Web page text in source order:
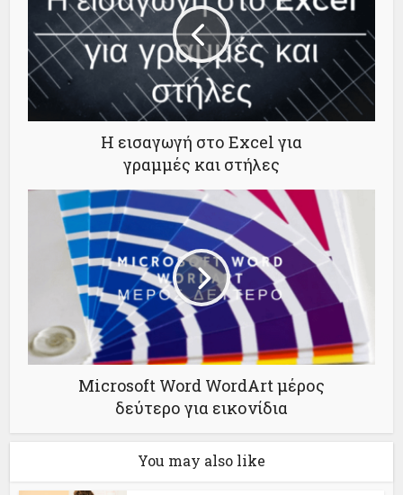
Η εισαγωγή στο Excel για
γραμμές και στήλες
Microsoft Word WordArt μέρος
δεύτερο για εικονίδια
You may also like